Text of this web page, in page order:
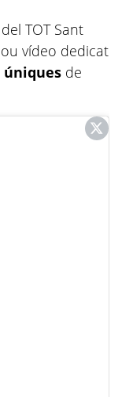
TOT Sant
vídeo dedicat
úniques de